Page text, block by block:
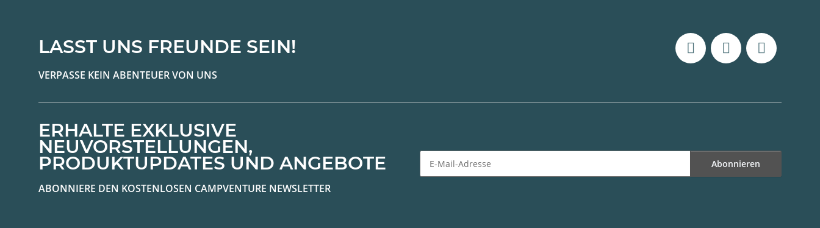
LASST UNS FREUNDE SEIN!
VERPASSE KEIN ABENTEUER VON UNS
ERHALTE EXKLUSIVE
NEUVORSTELLUNGEN,
PRODUKTUPDATES UND ANGEBOTE
ABONNIERE DEN KOSTENLOSEN CAMPVENTURE NEWSLETTER
Abonnieren